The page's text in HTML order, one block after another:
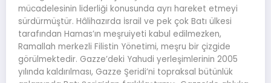
mücadelesinin liderliği konusunda ayrı hareket etmeyi
sürdürmüştür. Hâlihazırda İsrail ve pek çok Batı ülkesi
tarafından Hamas’ın meşruiyeti kabul edilmezken,
Ramallah merkezli Filistin Yönetimi, meşru bir çizgide
görülmektedir. Gazze’deki Yahudi yerleşimlerinin 2005
yılında kaldırılması, Gazze Şeridi’ni topraksal bütünlük